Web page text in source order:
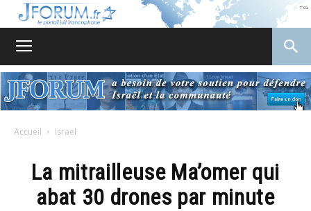
Accueil Israel
La mitrailleuse Ma’omer qui
abat 30 drones par minute